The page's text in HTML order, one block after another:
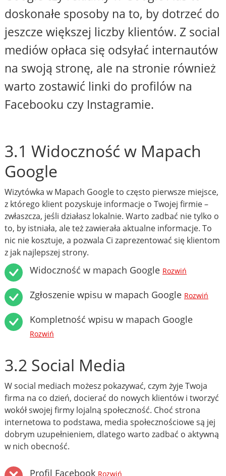
doskonałe sposoby na to, by dotrzeć do
jeszcze większej liczby klientów. Z social
mediów opłaca się odsyłać internautów
na swoją stronę, ale na stronie również
warto zostawić linki do profilów na
Facebooku czy Instagramie.
3.1 Widoczność w Mapach
Google
Wizytówka w Mapach Google to często pierwsze miejsce,
z którego klient pozyskuje informacje o Twojej firmie –
zwłaszcza, jeśli działasz lokalnie. Warto zadbać nie tylko o
to, by istniała, ale też zawierała aktualne informacje. To
nic nie kosztuje, a pozwala Ci zaprezentować się klientom
z jak najlepszej strony.
Widoczność w mapach Google Rozwiń
Zgłoszenie wpisu w mapach Google Rozwiń
Kompletność wpisu w mapach Google
Rozwiń
3.2 Social Media
W social mediach możesz pokazywać, czym żyje Twoja
firma na co dzień, docierać do nowych klientów i tworzyć
wokół swojej firmy lojalną społeczność. Choć strona
internetowa to podstawa, media społecznościowe są jej
dobrym uzupełnieniem, dlatego warto zadbać o aktywną
w nich obecność.
Profil Facebook